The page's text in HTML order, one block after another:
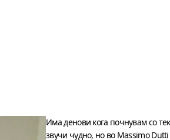
Има денови кога почнувам со
звучи чудно, но во Massimo